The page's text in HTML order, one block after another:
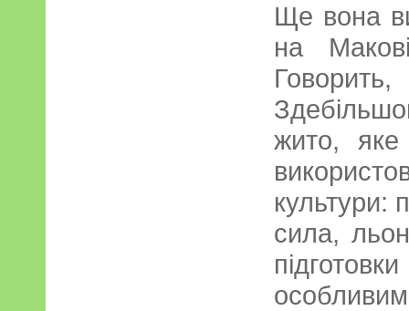
Ще вона
на
Говорить,
жито, яке
культури:
сила,